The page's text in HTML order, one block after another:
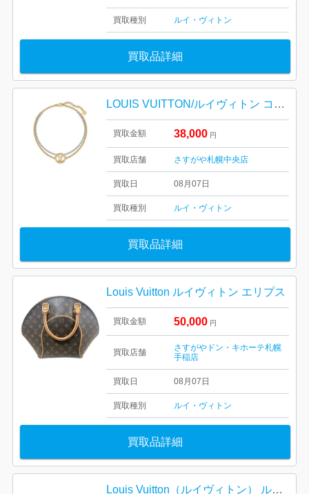
買取種別 ルイ・ヴィトン
買取品詳細
LOUIS VUITTON/ルイヴィトン コリエ・L TO V ネックレス M69643
買取金額 38,000 円
買取店舗 さすがや札幌中央店
買取日 08月07日
買取種別 ルイ・ヴィトン
買取品詳細
Louis Vuitton ルイヴィトン エリプス
買取金額 50,000 円
買取店舗
さすがやドン・キホーテ札幌
手稲店
買取日 08月07日
買取種別 ルイ・ヴィトン
買取品詳細
Louis Vuitton（ルイヴィトン） ルコ トートバッグ モノグラム